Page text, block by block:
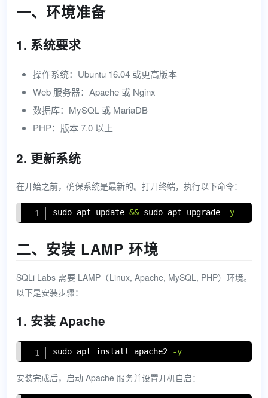
一、环境准备
1. 系统要求
操作系统：Ubuntu 16.04 或更高版本
Web 服务器：Apache 或 Nginx
数据库：MySQL 或 MariaDB
PHP：版本 7.0 以上
2. 更新系统
在开始之前，确保系统是最新的。打开终端，执行以下命令：
sudo apt update && sudo apt upgrade -yCopy
二、安装 LAMP 环境
SQLi Labs 需要 LAMP（Linux, Apache, MySQL, PHP）环境。
以下是安装步骤：
1. 安装 Apache
sudo apt install apache2 -y
安装完成后，启动 Apache 服务并设置开机自启：